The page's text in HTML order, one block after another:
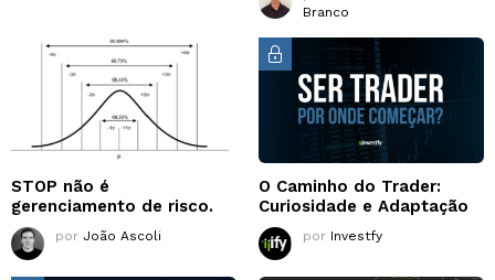
Branco
STOP não é
gerenciamento de risco.
por João Ascoli
O Caminho do Trader:
Curiosidade e Adaptação
por Investfy